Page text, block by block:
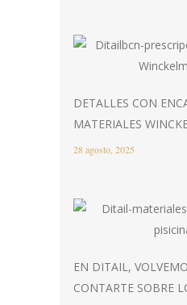
DETALLES CON
MATERIALES
28 agosto, 2025
EN DITAIL,
CONTARTE SOBRE